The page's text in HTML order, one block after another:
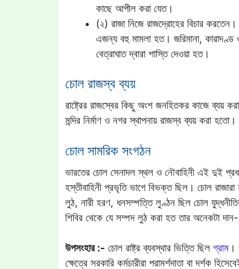
কাছে আপীল করা যেত।
(২) রাজা নিজে রাজদ্রোহের বিচার
এজন্য বহু মামলা হত। জরিমানা, কারাদণ্ড
বেত্রাঘাত দ্বারা শাস্তি দেওয়া হত।
চোল রাজস্ব ব্যয়
রাষ্ট্রের রাজস্বের কিছু অংশ জনহিতকর কাজে ব্যয়
মন্দির নির্মাণ ও নগর স্থাপনায় রাজস্ব ব্যয় করা হতো।
চোল সামরিক সংগঠন
ভারতের চোল সেনাদল স্থল ও নৌবাহিনী এই দুই
হস্তীবাহিনী প্রভৃতি ভাগে বিভক্ত ছিল। চোল
লুঠ, নারী হরণ, ধনসম্পত্তি লুণ্ঠন ছিল চোল
শিবির থেকে যে সম্পদ লুঠ করা হত তার অনেকটা
উপসংহার :- চোল রাষ্ট্র ব্যবস্থার ভিত্তি ছিল গ্রাম ।
ক্ষেত্রে সরকারি কর্মচারীরা পরামর্শদাতা বা দর্শক